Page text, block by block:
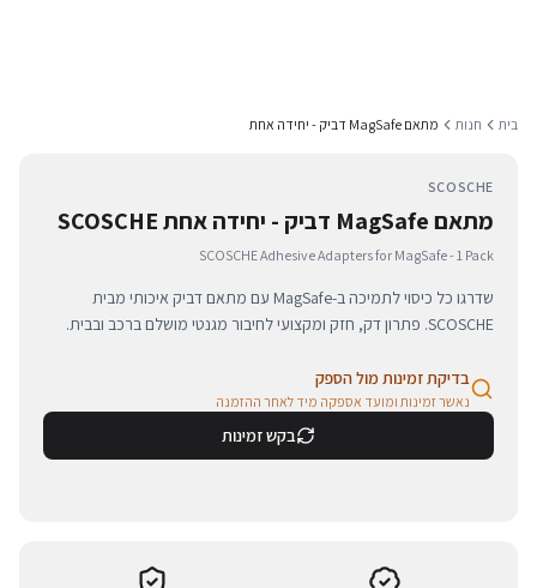
בית חנות מתאם MagSafe דביק - יחידה אחת
SCOSCHE
מתאם MagSafe דביק - יחידה אחת SCOSCHE
SCOSCHE Adhesive Adapters for MagSafe - 1 Pack
שדרגו כל כיסוי לתמיכה ב-MagSafe עם מתאם דביק איכותי מבית
SCOSCHE. פתרון דק, חזק ומקצועי לחיבור מגנטי מושלם ברכב ובבית.
בדיקת זמינות מול הספק
נאשר זמינות ומועד אספקה מיד לאחר ההזמנה
בקש זמינות